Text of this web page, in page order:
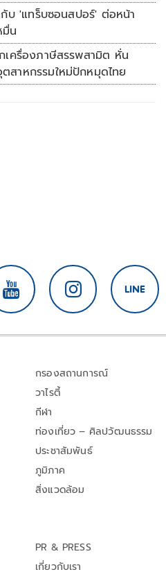
บ 'แทร็บซอนสปอร์' ต่อหน้า
น
เครื่องภาษีสรรพสามิต หั่น
สาหกรรมใหม่ปักหมุดไทย
กรองสถานการณ์
วาไรตี้
กีฬา
ท่องเที่ยว – ศิลปวัฒนธรรม
ประชาสัมพันธ์
ภูมิภาค
สิ่งแวดล้อม
PR & PRESS
เกี่ยวกับเรา